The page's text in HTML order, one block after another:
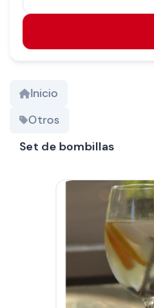
Inicio
Otros
Set de bombillas